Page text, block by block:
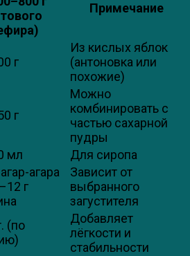
Примечание
г
Из кислых яблок
(антоновка или
похожие)
г
Можно
комбинировать с
частью сахарной
пудры
мл
Для сиропа
агара
г
Зависит от
выбранного
загустителя
(по
Добавляет
лёгкости и
стабильности